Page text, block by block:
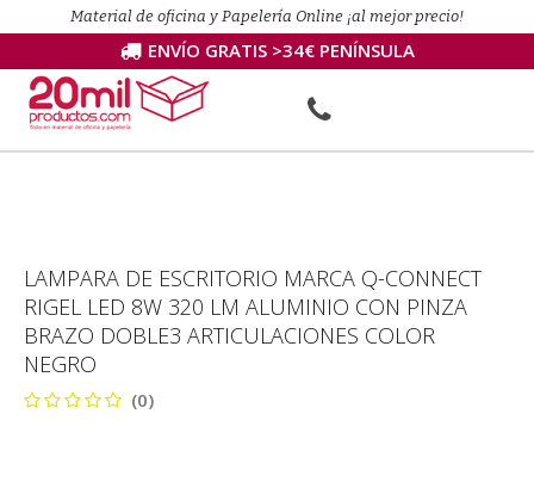
Material de oficina y Papelería Online ¡al mejor precio!
ENVÍO GRATIS >34€ PENÍNSULA
LAMPARA DE ESCRITORIO MARCA Q-CONNECT
RIGEL LED 8W 320 LM ALUMINIO CON PINZA
BRAZO DOBLE3 ARTICULACIONES COLOR
NEGRO
(0)